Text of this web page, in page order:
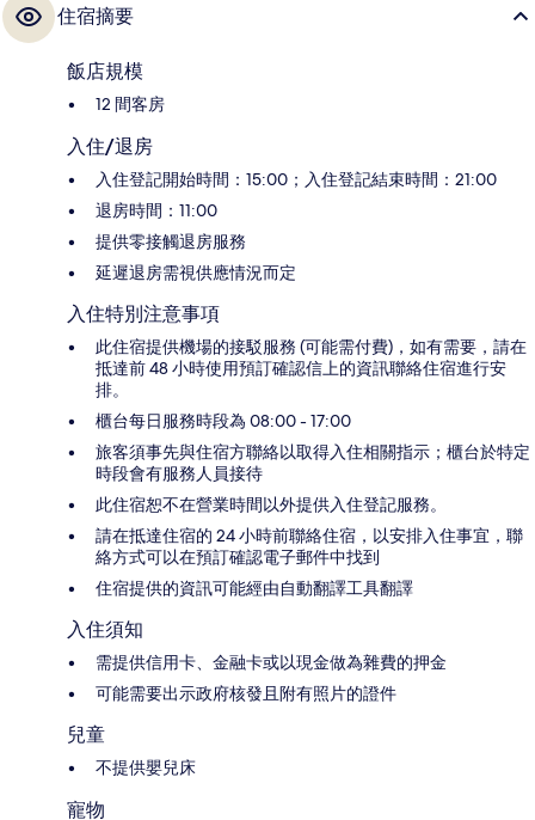
住宿摘要
飯店規模
12 間客房
入住/退房
入住登記開始時間：15:00；入住登記結束時間：21:00
退房時間：11:00
提供零接觸退房服務
延遲退房需視供應情況而定
入住特別注意事項
此住宿提供機場的接駁服務 (可能需付費)，如有需要，請在
抵達前 48 小時使用預訂確認信上的資訊聯絡住宿進行安
排。
櫃台每日服務時段為 08:00 - 17:00
旅客須事先與住宿方聯絡以取得入住相關指示；櫃台於特定
時段會有服務人員接待
此住宿恕不在營業時間以外提供入住登記服務。
請在抵達住宿的 24 小時前聯絡住宿，以安排入住事宜，聯
絡方式可以在預訂確認電子郵件中找到
住宿提供的資訊可能經由自動翻譯工具翻譯
入住須知
需提供信用卡、金融卡或以現金做為雜費的押金
可能需要出示政府核發且附有照片的證件
兒童
不提供嬰兒床
寵物